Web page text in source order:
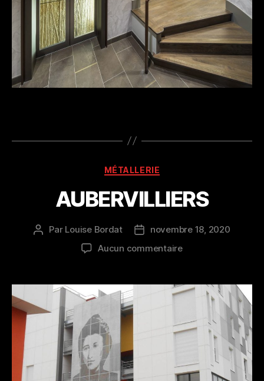
Catégories
MÉTALLERIE
AUBERVILLIERS
Auteur
Par Louise Bordat
Datenovembre 18, 2020
Aucun commentairesur